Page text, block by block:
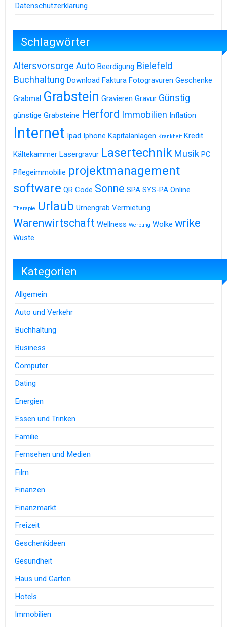
Datenschutzerklärung
Schlagwörter
Altersvorsorge Auto Beerdigung Bielefeld
Buchhaltung Download Faktura Fotogravuren Geschenke
Grabmal Grabstein Gravieren Gravur Günstig
günstige Grabsteine Herford Immobilien Inflation
Internet Ipad Iphone Kapitalanlagen Krankheit Kredit
Kältekammer Lasergravur Lasertechnik Musik PC
Pflegeimmobilie projektmanagement
software QR Code Sonne SPA SYS-PA Online
Therapie Urlaub Urnengrab Vermietung
Warenwirtschaft Wellness Werbung Wolke wrike
Wüste
Kategorien
Allgemein
Auto und Verkehr
Buchhaltung
Business
Computer
Dating
Energien
Essen und Trinken
Familie
Fernsehen und Medien
Film
Finanzen
Finanzmarkt
Freizeit
Geschenkideen
Gesundheit
Haus und Garten
Hotels
Immobilien